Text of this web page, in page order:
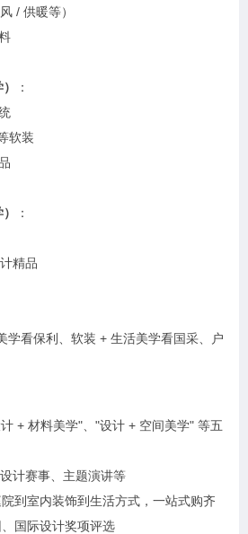
/ 供暖等）
：
软装
：
精品
学看保利、软装 + 生活美学看国采、户
计 + 材料美学"、"设计 + 空间美学" 等五
设计赛事、主题演讲等
院到室内装饰到生活方式，一站式购齐
国际设计奖项评选